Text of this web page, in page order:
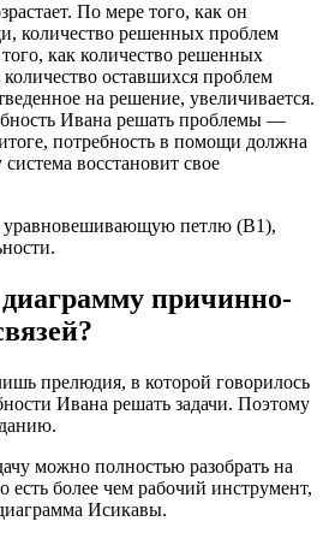
По мере того, как он
количество решенных проблем
как количество решенных
оставшихся проблем
на решение, увеличивается.
Ивана решать проблемы —
потребность в помощи должна
восстановит свое
уравновешивающую петлю (В1),
причинно-
прелюдия, в которой говорилось
Ивана решать задачи. Поэтому
можно полностью разобрать на
есть более чем рабочий инструмент,
Исикавы.